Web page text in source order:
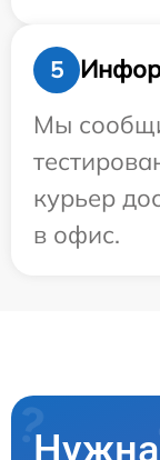
5
Мы
курьер
в офис.
Нужна